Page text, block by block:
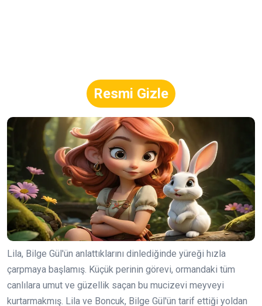
Resmi Gizle
Lila, Bilge Gül'ün anlattıklarını dinlediğinde yüreği hızla
çarpmaya başlamış. Küçük perinin görevi, ormandaki tüm
canlılara umut ve güzellik saçan bu mucizevi meyveyi
kurtarmakmış. Lila ve Boncuk, Bilge Gül'ün tarif ettiği yoldan